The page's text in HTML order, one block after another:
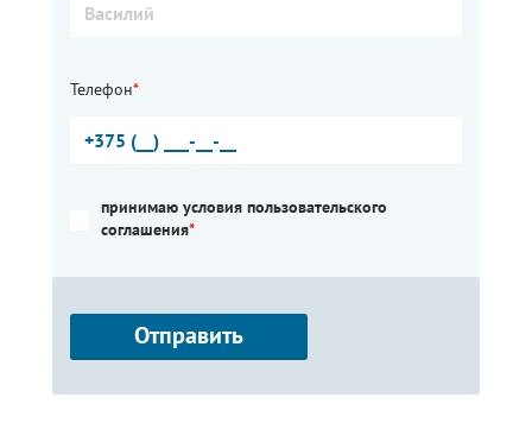
Телефон*
принимаю условия пользовательского
соглашения*
Отправить